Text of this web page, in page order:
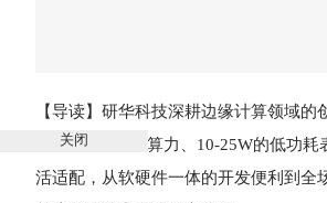
【导读】研华科技深耕边缘计算领域
67 TOPS的强悍算力、10-25W的低功
活适配，从软硬件一体的开发便利到全
关闭